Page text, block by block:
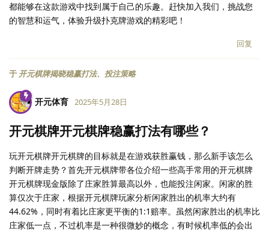
都能够在这款游戏中找到属于自己的乐趣。赶快加入我们，挑战您
的智慧和运气，体验升级扑克牌游戏的精彩吧！
回复
于 开元棋牌揭晓稳赢打法、投注策略
开元体育 2025年5月28日
开元棋牌开元棋牌稳赢打法有哪些？
玩开元棋牌开元棋牌的目标就是在游戏获胜赢钱，那么新手该怎么
判断开牌走势？首先开元棋牌带各位介绍一些高手常用的开元棋牌
开元棋牌现金版除了庄家胜算最高以外，也能投注闲家。闲家的胜
算仅次于庄家，根据开元棋牌玩家分析闲家胜出的机率大约有
44.62%，同时有着比庄家更平衡的1:1赔率。虽然闲家胜出的机率比
庄家低一点，不过机率是一种很微妙的概念，有时候机率低的会出